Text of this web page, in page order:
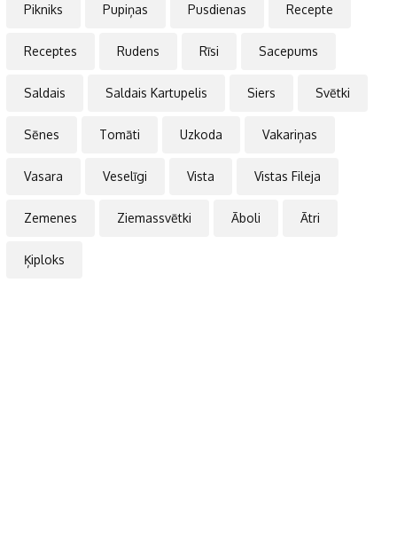
Pikniks Pupiņas Pusdienas Recepte
Receptes Rudens Rīsi Sacepums
Saldais Saldais Kartupelis Siers Svētki
Sēnes Tomāti Uzkoda Vakariņas
Vasara Veselīgi Vista Vistas Fileja
Zemenes Ziemassvētki Āboli Ātri
Ķiploks